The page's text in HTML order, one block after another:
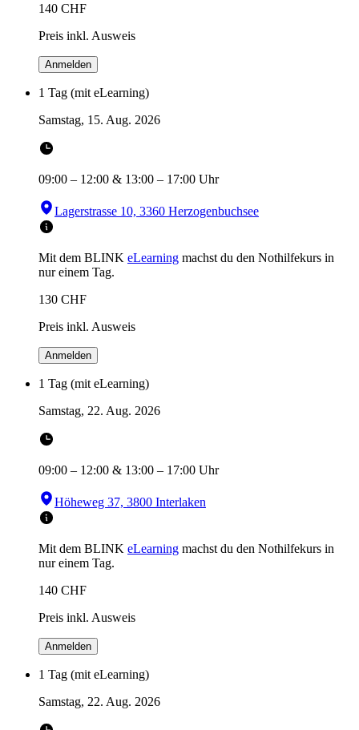
140 CHF
Preis inkl. Ausweis
Anmelden
1 Tag (mit eLearning)
Samstag, 15. Aug. 2026
09:00 – 12:00 & 13:00 – 17:00 Uhr
Lagerstrasse 10, 3360 Herzogenbuchsee
Mit dem BLINK eLearning machst du den Nothilfekurs in
nur einem Tag.
130 CHF
Preis inkl. Ausweis
Anmelden
1 Tag (mit eLearning)
Samstag, 22. Aug. 2026
09:00 – 12:00 & 13:00 – 17:00 Uhr
Höheweg 37, 3800 Interlaken
Mit dem BLINK eLearning machst du den Nothilfekurs in
nur einem Tag.
140 CHF
Preis inkl. Ausweis
Anmelden
1 Tag (mit eLearning)
Samstag, 22. Aug. 2026